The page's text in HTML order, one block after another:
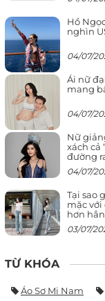
Hồ
nghìn
04/07/
Ái nữ
mang
04/07/
Nữ
xách cả
đường
04/07/
Tại sao
mặc với
hơn hẳn
03/07/
TỪ KHÓA
Áo Sơ Mi Nam